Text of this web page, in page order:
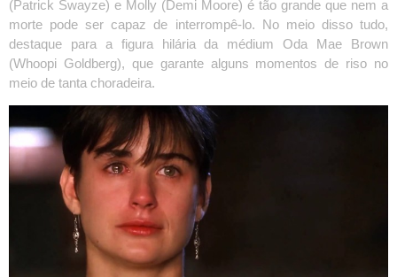
(Patrick Swayze) e Molly (Demi Moore) é tão grande que nem a
morte pode ser capaz de interrompê-lo. No meio disso tudo,
destaque para a figura hilária da médium Oda Mae Brown
(Whoopi Goldberg), que garante alguns momentos de riso no
meio de tanta choradeira.